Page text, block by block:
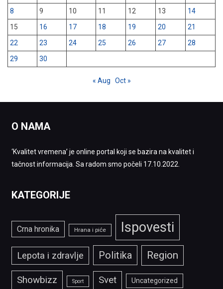
8
9 10 11 12 13
14
15
16 17 18 19 20
21
22
23 24 25 26 27
28
29
30
« Aug Oct »
O NAMA
‘Kvalitet vremena’ je online portal koji se bazira na kvalitet i
tačnost informacija. Sa radom smo počeli 17.10.2022.
KATEGORIJE
Crna hronika Hrana i piće Ispovesti
Lepota i zdravlje Politika Region
Showbizz Sport Svet Uncategorized